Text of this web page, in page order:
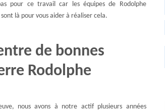
pour ce travail car les équipes de Rodolphe
là pour vous aider à réaliser cela.
de bonnes
Rodolphe
nous avons à notre actif plusieurs années